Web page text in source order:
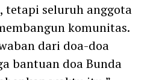
tetapi seluruh anggota
komunitas.
dari doa-doa
bantuan doa Bunda